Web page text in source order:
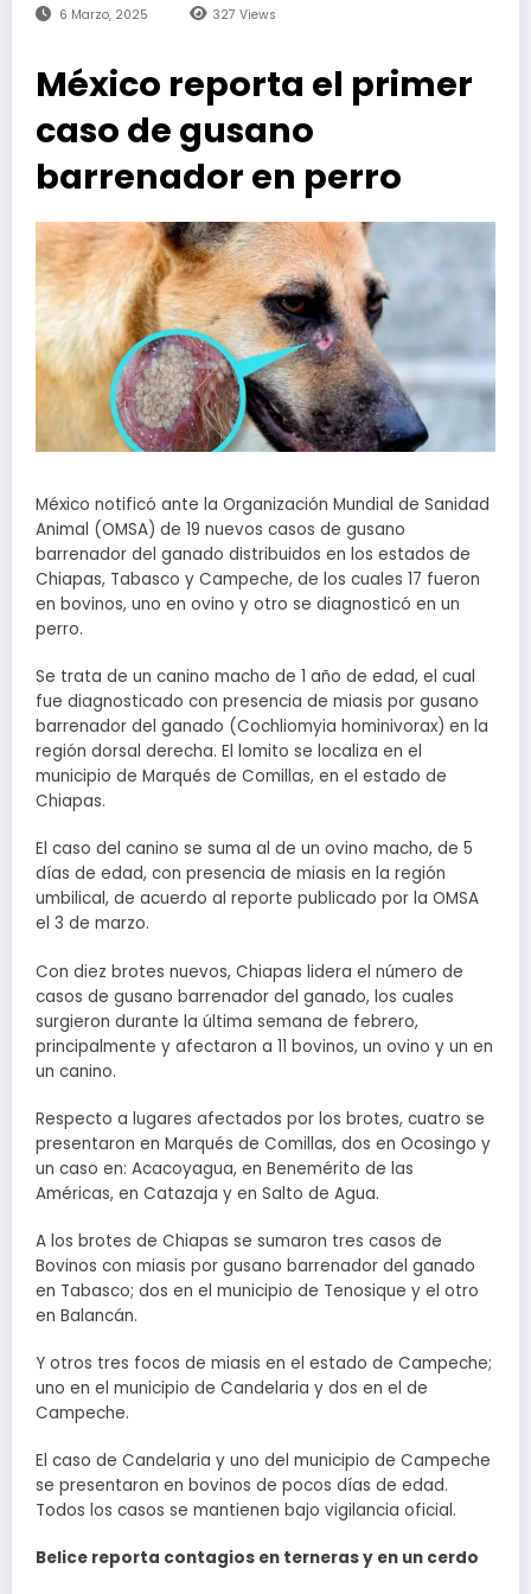
6 Marzo, 2025 327 Views
México reporta el primer
caso de gusano
barrenador en perro
México notificó ante la Organización Mundial de Sanidad
Animal (OMSA) de 19 nuevos casos de gusano
barrenador del ganado distribuidos en los estados de
Chiapas, Tabasco y Campeche, de los cuales 17 fueron
en bovinos, uno en ovino y otro se diagnosticó en un
perro.
Se trata de un canino macho de 1 año de edad, el cual
fue diagnosticado con presencia de miasis por gusano
barrenador del ganado (Cochliomyia hominivorax) en la
región dorsal derecha. El lomito se localiza en el
municipio de Marqués de Comillas, en el estado de
Chiapas.
El caso del canino se suma al de un ovino macho, de 5
días de edad, con presencia de miasis en la región
umbilical, de acuerdo al reporte publicado por la OMSA
el 3 de marzo.
Con diez brotes nuevos, Chiapas lidera el número de
casos de gusano barrenador del ganado, los cuales
surgieron durante la última semana de febrero,
principalmente y afectaron a 11 bovinos, un ovino y un en
un canino.
Respecto a lugares afectados por los brotes, cuatro se
presentaron en Marqués de Comillas, dos en Ocosingo y
un caso en: Acacoyagua, en Benemérito de las
Américas, en Catazaja y en Salto de Agua.
A los brotes de Chiapas se sumaron tres casos de
Bovinos con miasis por gusano barrenador del ganado
en Tabasco; dos en el municipio de Tenosique y el otro
en Balancán.
Y otros tres focos de miasis en el estado de Campeche;
uno en el municipio de Candelaria y dos en el de
Campeche.
El caso de Candelaria y uno del municipio de Campeche
se presentaron en bovinos de pocos días de edad.
Todos los casos se mantienen bajo vigilancia oficial.
Belice reporta contagios en terneras y en un cerdo